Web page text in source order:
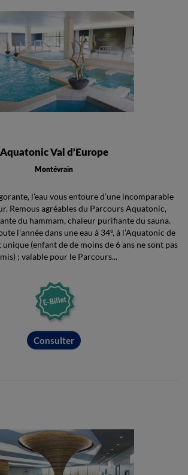
Aquatonic Val d'Europe
Montévrain
l’eau vous entoure d’une incomparable
Remous agréables du Parcours Aquatonic,
du hammam, chaleur purifiante du sauna.
l’année dans une eau à 34°, à l’Aquatonic de
(enfant de de moins de 6 ans ne sont pas
; valable pour le Parcours...
Consulter